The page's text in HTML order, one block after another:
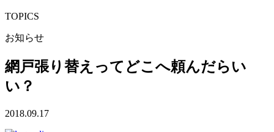
TOPICS
お知らせ
網戸張り替えってどこへ頼んだらい
い？
2018.09.17